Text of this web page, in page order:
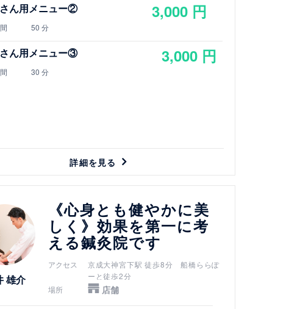
ん用メニュー②
50 分
3,000 円
ん用メニュー③
30 分
3,000 円
詳細を見る
雄介
《心身とも健やかに美
しく》効果を第一に考
える鍼灸院です
アクセス
京成大神宮下駅 徒歩8分 船橋ららぽ
ーと徒歩2分
場所
店舗